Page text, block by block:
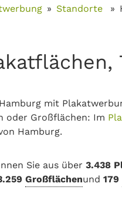
Standorte
mit
oder Großflächen: Im
Hamburg.
Sie aus über 3.438
Großflächenund 179